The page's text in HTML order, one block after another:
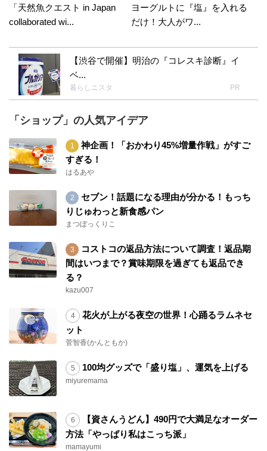
「天然魚クエスト in Japan
collaborated wi...
ヨーグルトに『塩』を入れる
だけ！大人がワ...
【渋谷で開催】明治の『コレスキ診断』イ
ベ...
暮らしニスタ PR
「ショップ」の人気アイデア
神企画！「おかわり45%増量作戦」がすご
すぎる！
はるあや
セブン！話題になる理由が分かる！もっち
りじゅわっと新食感パン
まつぼっくりこ
コストコの返品方法について調査！返品期
間はいつまで？賞味期限を過ぎても返品でき
る？
kazu007
花火が上がる夜空の世界！心踊るラムネセ
ット
菅智香(かんともか)
100均グッズで「盛り塩」、運気を上げる
miyuremama
【資さんうどん】490円で大満足なオーダー
方法「やっぱり私はこっち派」
mamayumi